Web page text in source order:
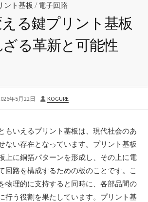
ント基板 /電子回路
る鍵プリント基板
る革新と可能性
年5月22日
投
KOGURE
もいえるプリント基板は、現代社会のあ
ない存在となっています。 プリント基板
上に銅箔パターンを形成し、その上に電
回路を構成するための板のことです。こ
物理的に支持すると同時に、各部品間の
行う役割を果たしています。プリント基